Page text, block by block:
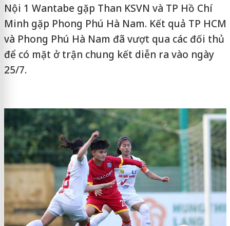
Nội 1 Wantabe gặp Than KSVN và TP Hồ Chí
Minh gặp Phong Phú Hà Nam. Kết quả TP HCM
và Phong Phú Hà Nam đã vượt qua các đối thủ
để có mặt ở trận chung kết diễn ra vào ngày
25/7.